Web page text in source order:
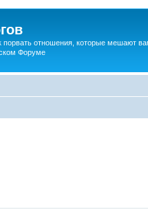
порвать отношения, которые мешают
Форуме